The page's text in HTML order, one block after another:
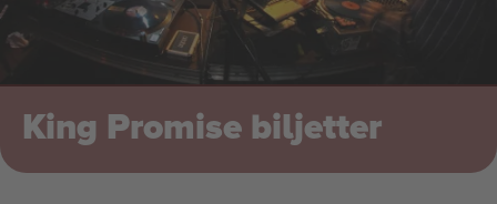
King Promise biljetter